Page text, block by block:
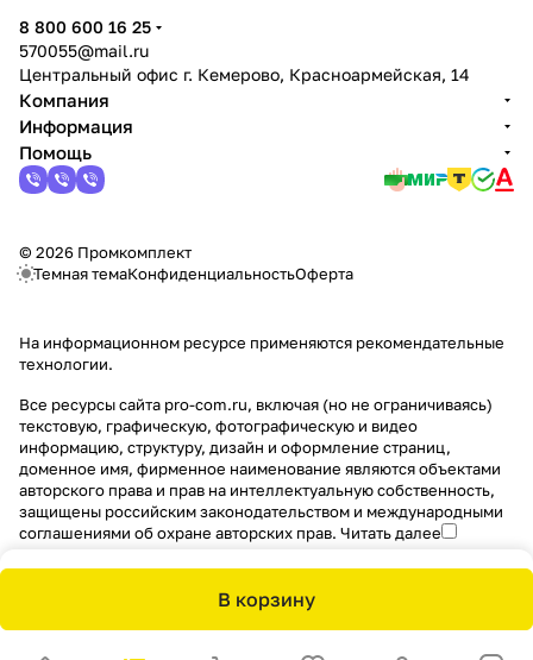
В корзину
8 800 600 16 25
570055@mail.ru
Центральный офис г. Кемерово, Красноармейская, 14
Компания
Информация
Помощь
© 2026 Промкомплект
Темная темаКонфиденциальностьОферта
На информационном ресурсе применяются рекомендательные
технологии.
Все ресурсы сайта pro-com.ru, включая (но не ограничиваясь)
текстовую, графическую, фотографическую и видео
информацию, структуру, дизайн и оформление страниц,
доменное имя, фирменное наименование являются объектами
авторского права и прав на интеллектуальную собственность,
защищены российским законодательством и международными
соглашениями об охране авторских прав. Читать далее